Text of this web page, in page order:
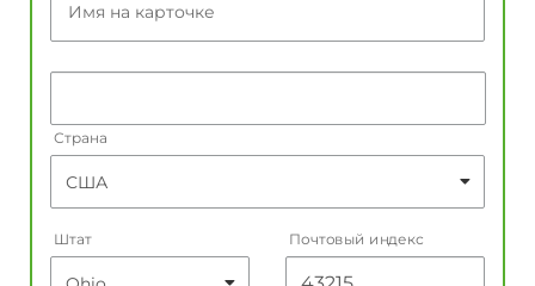
Имя на карточке
Страна
Штат Почтовый индекс